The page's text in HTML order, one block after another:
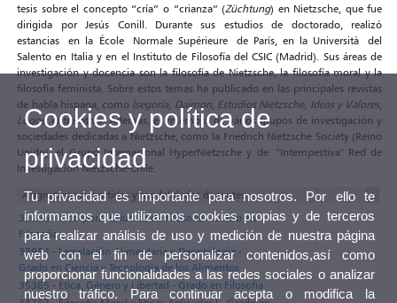
tesis sobre el concepto “cría” o “crianza” (Züchtung) en Nietzsche, que fue
dirigida por Jesús Conill. Durante sus estudios de doctorado, realizó
estancias en la École Normale Supérieure de París, en la Università del
Salento en Italia y en el Instituto de Filosofía del CSIC (Madrid). Sus áreas de
investigación y docencia son la filosofía de Nietzsche, la filosofía moral y la
filosofía feminista. Sobre estos temas ha publicado en las principales revistas
de habla hispana, como Isegoría Daimon, Estudios Nietzsche, Ideas y Valores,
Logos, entre otras. Además, es miembro de varios grupos de investigación y
sociedades dedicadas a Nietzsche, como la Friedrich Nietzsche Society (Reino
Unido), el Grupo Internacional HyperNietzsche y de "Intempestiva" Red de
Investigación Nietzsche-Chile.
Asignaturas impartidas y modalidades docentes
33256 - Incorporc. Estudios de Filosofía - Grado en
Filosofía
33984 - Legislación Alimentaria y Deontología -
Grado en Ciencia y Tecnología de los Alimentos
35365 - Ética, Género y Libertad - Grado en Filosofía
Cookies y política de
privacidad
Tu privacidad es importante para nosotros. Por ello te
informamos que utilizamos cookies propias y de terceros
para realizar análisis de uso y medición de nuestra página
web con el fin de personalizar contenidos,así como
proporcionar funcionalidades a las redes sociales o analizar
nuestro tráfico. Para continuar acepta o modifica la